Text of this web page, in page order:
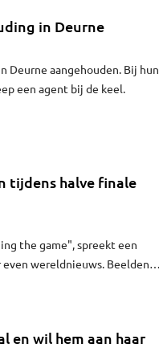
in Deurne
Deurne aangehouden. Bij hun
een agent bij de keel.
tijdens halve finale
the game", spreekt een
even wereldnieuws. Beelden
en wil hem aan haar